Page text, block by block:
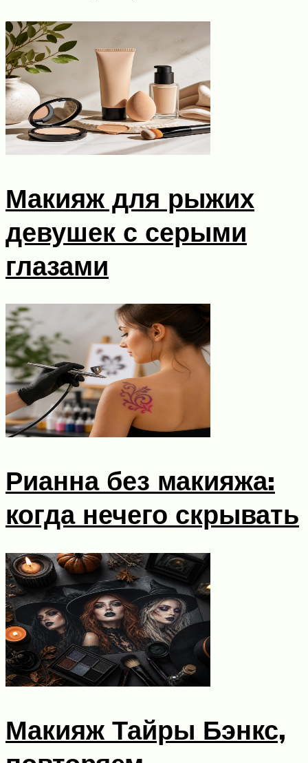
Макияж для рыжих
девушек с серыми
глазами
Рианна без макияжа:
когда нечего скрывать
Макияж Тайры Бэнкс,